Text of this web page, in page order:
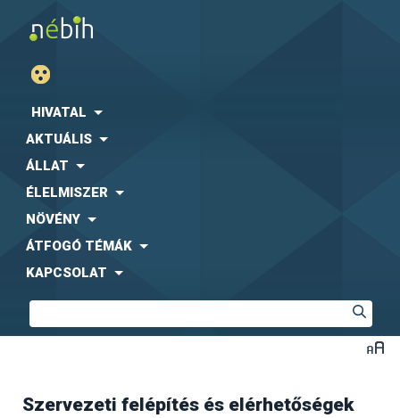
HIVATAL
AKTUÁLIS
ÁLLAT
ÉLELMISZER
NÖVÉNY
ÁTFOGÓ TÉMÁK
KAPCSOLAT
Szervezeti felépítés és elérhetőségek